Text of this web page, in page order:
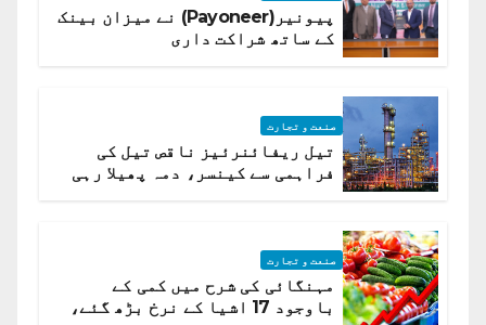
پیونیر(Payoneer) نے میزان بینک
کے ساتھ شراکت داری
صنعت و تجارت
تیل ریفائنرئیز ناقص تیل کی
فراہمی سے کینسر، دمہ پھیلا رہی
صنعت و تجارت
مہنگائی کی شرح میں کمی کے
باوجود 17 اشیا کے نرخ بڑھ گئے،